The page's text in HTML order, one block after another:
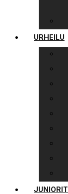
URHEILU
JUNIORIT